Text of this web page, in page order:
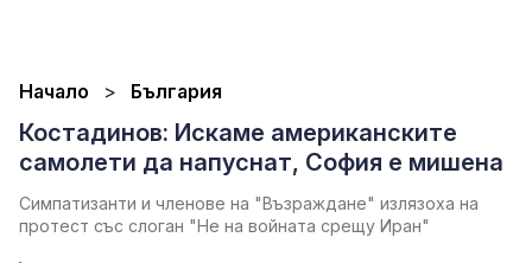
Начало България
Костадинов: Искаме американските
самолети да напуснат, София е мишена
Симпатизанти и членове на "Възраждане" излязоха на
протест със слоган "Не на войната срещу Иран"